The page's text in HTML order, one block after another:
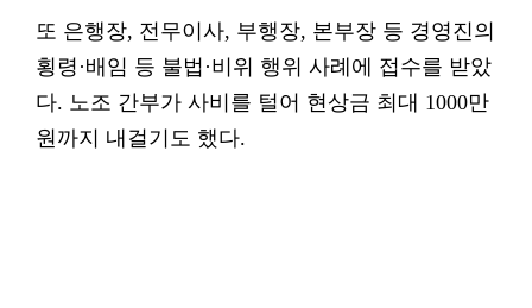
또 은행장, 전무이사, 부행장, 본부장 등 경영진의
횡령·배임 등 불법·비위 행위 사례에 접수를 받았
다. 노조 간부가 사비를 털어 현상금 최대 1000만
원까지 내걸기도 했다.